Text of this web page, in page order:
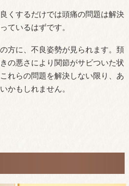
くするだけでは頭痛の問題は解決
ているはずです。
方に、不良姿勢が見られます。頚
の悪さにより関節がサビついた状
れらの問題を解決しない限り、あ
かもしれません。